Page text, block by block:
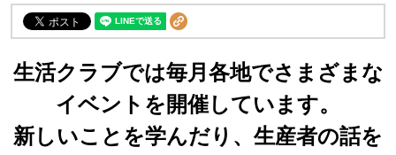
生活クラブでは毎月各地でさまざまな
イベントを開催しています。
新しいことを学んだり、生産者の話を